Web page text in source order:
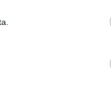
strategia